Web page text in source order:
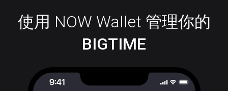
使用 NOW Wallet 管理你的
BIGTIME